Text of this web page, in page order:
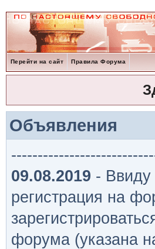
Перейти на сайт Правила Форума
Объявления
09.08.2019 - Ввиду
регистрация на
форума (указана